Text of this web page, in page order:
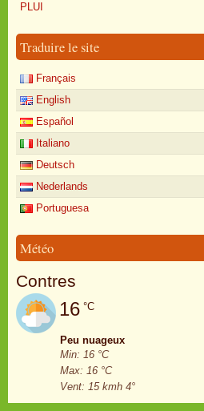
PLUI
Traduire le site
Français
English
Español
Italiano
Deutsch
Nederlands
Portuguesa
Météo
Contres
16 °C
Peu nuageux
Min: 16 °C
Max: 16 °C
Vent: 15 kmh 4°